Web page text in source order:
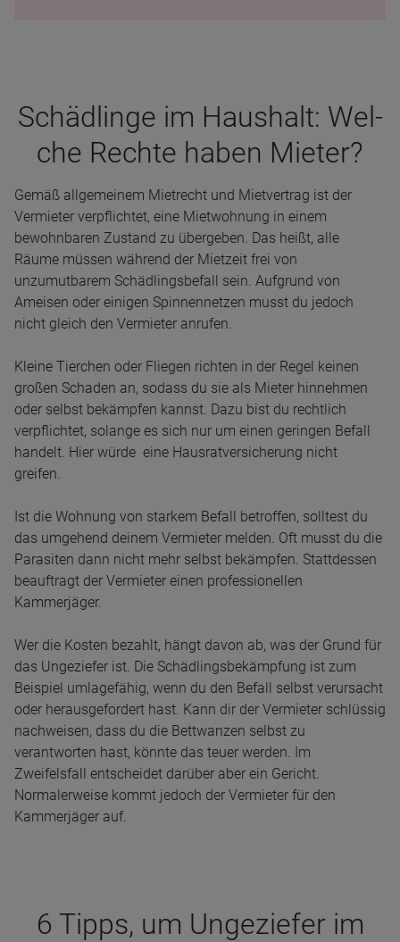
Schäd­linge im Haus­halt: Wel­
che Rechte haben Mie­ter?
Gemäß allgemeinem Mietrecht und Mietvertrag ist der
Vermieter verpflichtet, eine Mietwohnung in einem
bewohnbaren Zustand zu übergeben. Das heißt, alle
Räume müssen während der Mietzeit frei von
unzumutbarem Schädlingsbefall sein. Aufgrund von
Ameisen oder einigen Spinnennetzen musst du jedoch
nicht gleich den Vermieter anrufen.
Kleine Tierchen oder Fliegen richten in der Regel keinen
großen Schaden an, sodass du sie als Mieter hinnehmen
oder selbst bekämpfen kannst. Dazu bist du rechtlich
verpflichtet, solange es sich nur um einen geringen Befall
handelt. Hier würde eine Hausratversicherung nicht
greifen.
Ist die Wohnung von starkem Befall betroffen, solltest du
das umgehend deinem Vermieter melden. Oft musst du die
Parasiten dann nicht mehr selbst bekämpfen. Stattdessen
beauftragt der Vermieter einen professionellen
Kammerjäger.
Wer die Kosten bezahlt, hängt davon ab, was der Grund für
das Ungeziefer ist. Die Schädlingsbekämpfung ist zum
Beispiel umlagefähig, wenn du den Befall selbst verursacht
oder herausgefordert hast. Kann dir der Vermieter schlüssig
nachweisen, dass du die Bettwanzen selbst zu
verantworten hast, könnte das teuer werden. Im
Zweifelsfall entscheidet darüber aber ein Gericht.
Normalerweise kommt jedoch der Vermieter für den
Kammerjäger auf.
6 Tipps, um Unge­zie­fer im